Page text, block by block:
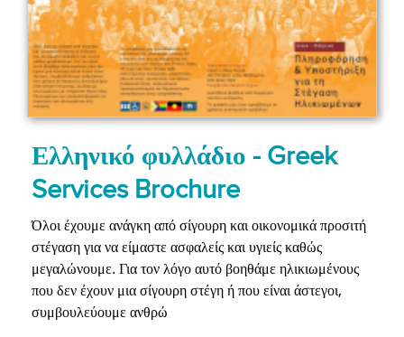
Ελληνικό φυλλάδιο - Greek
Services Brochure
Όλοι έχουμε ανάγκη από σίγουρη και οικονομικά προσιτή
στέγαση για να είμαστε ασφαλείς και υγιείς καθώς
μεγαλώνουμε. Για τον λόγο αυτό βοηθάμε ηλικιωμένους
που δεν έχουν μια σίγουρη στέγη ή που είναι άστεγοι,
συμβουλεύουμε ανθρώ